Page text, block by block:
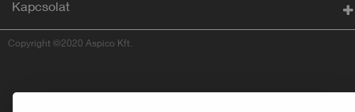
Kapcsolat
Copyright ©2020 Aspico Kft.